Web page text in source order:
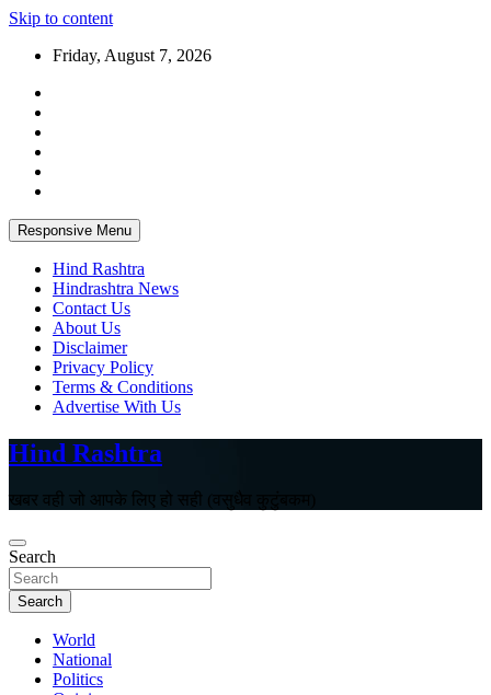
Skip to content
Friday, August 7, 2026
Responsive Menu
Hind Rashtra
Hindrashtra News
Contact Us
About Us
Disclaimer
Privacy Policy
Terms & Conditions
Advertise With Us
Hind Rashtra
खबर वही जो आपके लिए हो सही (वसुधैव कुटुंबकम)
Search
Search
World
National
Politics